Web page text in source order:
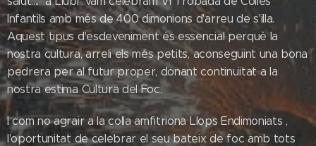
Infantils amb més de 400 dimonions d'arreu de s'illa.
Aquest tipus d'esdeveniment és essencial perquè la
nostra cultura, arreli els més petits, aconseguint una bona
pedrera per al futur proper, donant continuïtat a la
nostra estima Cultura del Foc.
I com no agrair a la colla amfitriona Llops Endimoniats ,
l'oportunitat de celebrar el seu bateix de foc amb tots